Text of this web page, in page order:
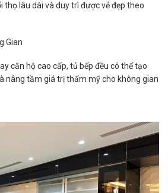
thọ lâu dài và duy trì được vẻ đẹp theo
Gian
căn hộ cao cấp, tủ bếp đều có thể tạo
nâng tầm giá trị thẩm mỹ cho không gian